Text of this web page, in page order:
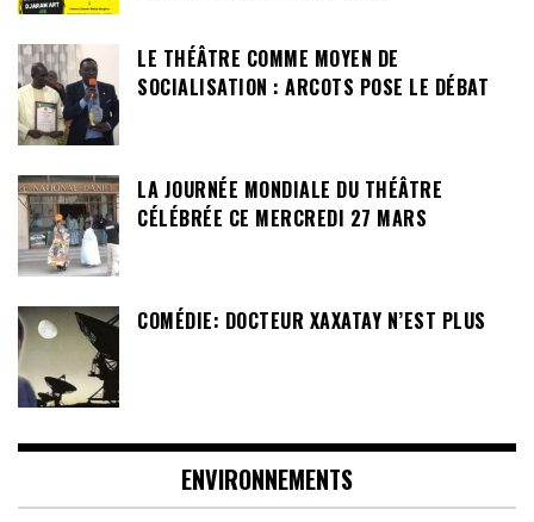
LE THÉÂTRE COMME MOYEN DE
SOCIALISATION : ARCOTS POSE LE DÉBAT
LA JOURNÉE MONDIALE DU THÉÂTRE
CÉLÉBRÉE CE MERCREDI 27 MARS
COMÉDIE: DOCTEUR XAXATAY N’EST PLUS
ENVIRONNEMENTS